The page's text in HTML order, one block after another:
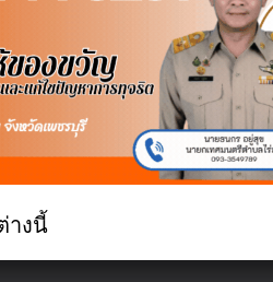
มเติมเปลี่ยนแปลง1/
างนี้